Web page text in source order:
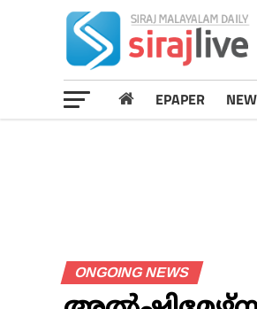
EPAPER
ONGOING NEWS